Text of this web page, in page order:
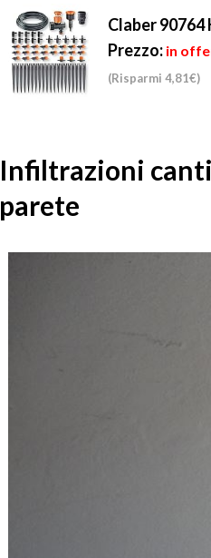
Claber 90764
Prezzo: in
(Risparmi 4,81€)
Infiltrazioni
parete